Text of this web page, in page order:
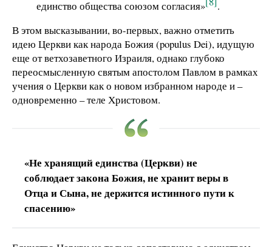
единство общества союзом согласия»
.
В этом высказывании, во-первых, важно отметить
идею Церкви как народа Божия (populus Dei), идущую
еще от ветхозаветного Израиля, однако глубоко
переосмысленную святым апостолом Павлом в рамках
учения о Церкви как о новом избранном народе и –
одновременно – теле Христовом.
«Не хранящий единства (Церкви) не
соблюдает закона Божия, не хранит веры в
Отца и Сына, не держится истинного пути к
спасению»